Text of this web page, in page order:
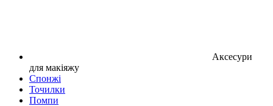
Аксесури
для макіяжу
Спонжі
Точилки
Помпи